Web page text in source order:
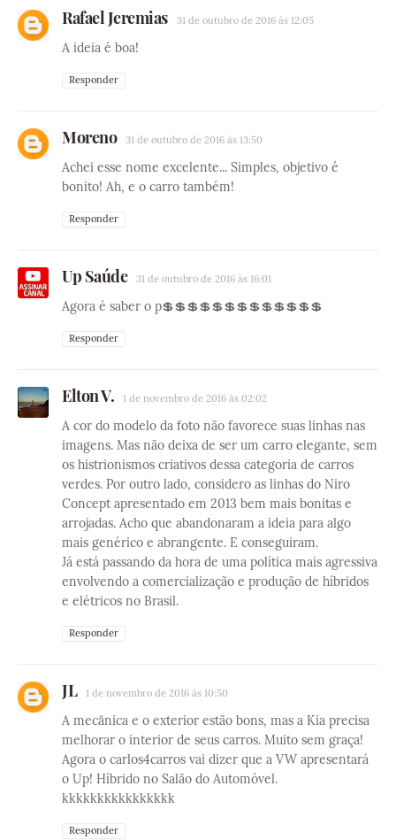
Rafael Jeremias 31 de outubro de 2016 às 12:05
A ideia é boa!
Responder
Moreno 31 de outubro de 2016 às 13:50
Achei esse nome excelente... Simples, objetivo é
bonito! Ah, e o carro também!
Responder
Up Saúde 31 de outubro de 2016 às 16:01
Agora é saber o p💲💲💲💲💲💲💲💲💲💲💲💲💲
Responder
Elton V. 1 de novembro de 2016 às 02:02
A cor do modelo da foto não favorece suas linhas nas
imagens. Mas não deixa de ser um carro elegante, sem
os histrionismos criativos dessa categoria de carros
verdes. Por outro lado, considero as linhas do Niro
Concept apresentado em 2013 bem mais bonitas e
arrojadas. Acho que abandonaram a ideia para algo
mais genérico e abrangente. E conseguiram.
Já está passando da hora de uma política mais agressiva
envolvendo a comercialização e produção de híbridos
e elétricos no Brasil.
Responder
JL 1 de novembro de 2016 às 10:50
A mecânica e o exterior estão bons, mas a Kia precisa
melhorar o interior de seus carros. Muito sem graça!
Agora o carlos4carros vai dizer que a VW apresentará
o Up! Híbrido no Salão do Automóvel.
kkkkkkkkkkkkkkkk
Responder